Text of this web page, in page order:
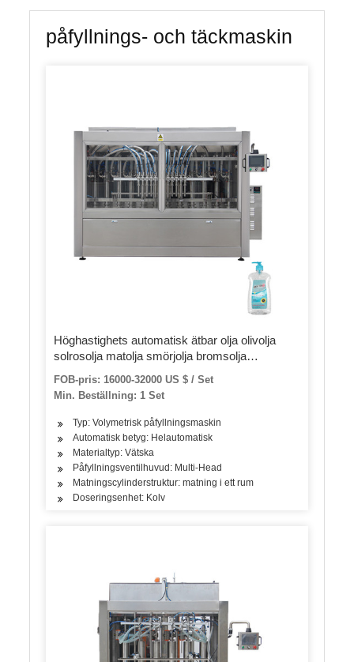
påfyllnings- och täckmaskin
Höghastighets automatisk ätbar olja olivolja
solrosolja matolja smörjolja bromsolja
bensinoljepåfyllning tappning
förpackningsmaskin
FOB-pris: 16000-32000 US $ / Set
Min. Beställning: 1 Set
Typ: Volymetrisk påfyllningsmaskin
Automatisk betyg: Helautomatisk
Materialtyp: Vätska
Påfyllningsventilhuvud: Multi-Head
Matningscylinderstruktur: matning i ett rum
Doseringsenhet: Kolv